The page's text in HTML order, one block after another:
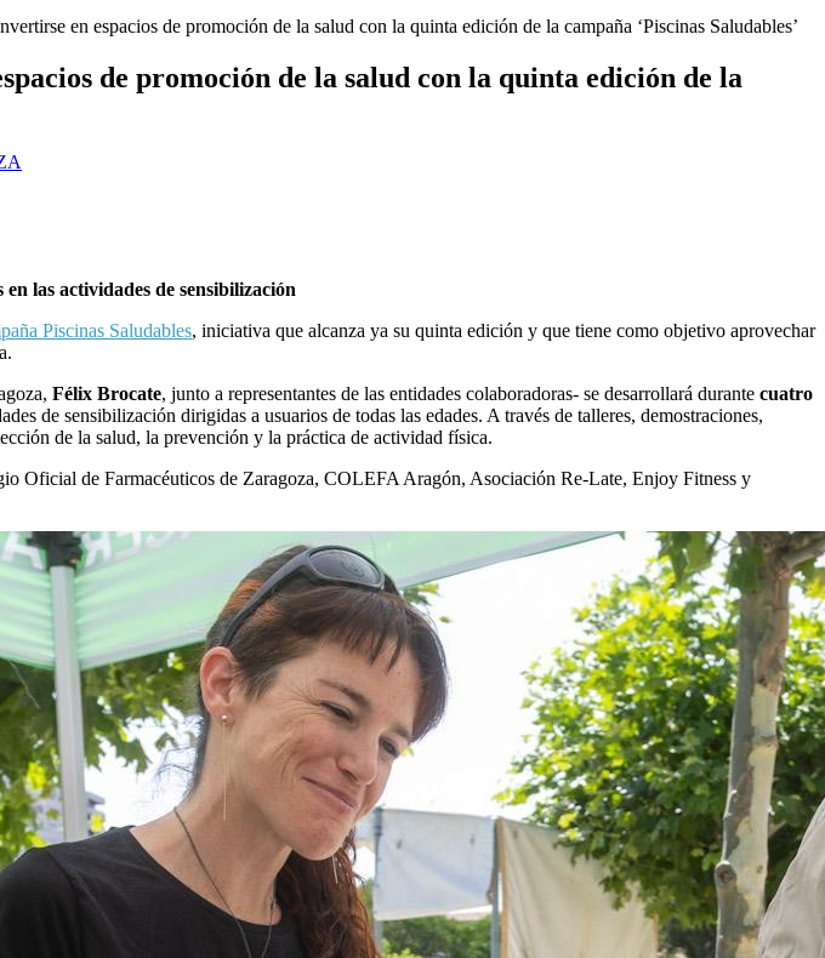
en espacios de promoción de la salud con la quinta edición de la campaña ‘Piscinas Saludables’
de promoción de la salud con la quinta edición de la
las actividades de sensibilización
Piscinas Saludables, iniciativa que alcanza ya su quinta edición y que tiene como objetivo aprovechar
Félix Brocate, junto a representantes de las entidades colaboradoras- se desarrollará durante cuatro
de sensibilización dirigidas a usuarios de todas las edades. A través de talleres, demostraciones,
de la salud, la prevención y la práctica de actividad física.
Oficial de Farmacéuticos de Zaragoza, COLEFA Aragón, Asociación Re-Late, Enjoy Fitness y